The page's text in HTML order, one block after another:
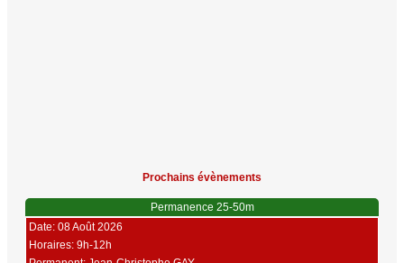
Prochains évènements
Permanence 25-50m
Date: 08 Août 2026
Horaires: 9h-12h